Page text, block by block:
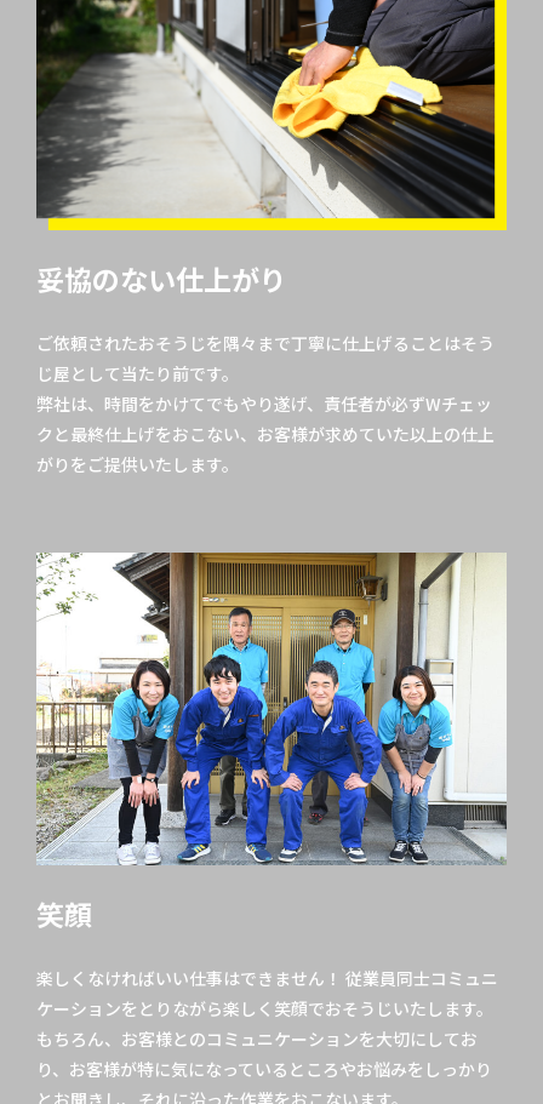
妥協のない仕上がり
ご依頼されたおそうじを隅々まで丁寧に仕上げることはそう
じ屋として当たり前です。
弊社は、時間をかけてでもやり遂げ、責任者が必ずWチェッ
クと最終仕上げをおこない、お客様が求めていた以上の仕上
がりをご提供いたします。
笑顔
楽しくなければいい仕事はできません！ 従業員同士コミュニ
ケーションをとりながら楽しく笑顔でおそうじいたします。
もちろん、お客様とのコミュニケーションを大切にしてお
り、お客様が特に気になっているところやお悩みをしっかり